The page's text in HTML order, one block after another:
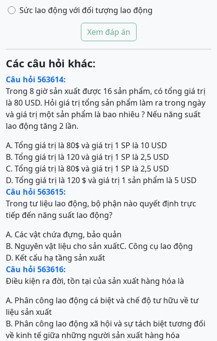
Sức lao động với đối tượng lao động
Xem đáp án
Các câu hỏi khác:
Câu hỏi 563614:
Trong 8 giờ sản xuất được 16 sản phẩm, có tổng giá trị
là 80 USD. Hỏi giá trị tổng sản phẩm làm ra trong ngày
và giá trị một sản phẩm là bao nhiêu ? Nếu năng suất
lao động tăng 2 lần.
A. Tổng giá trị là 80$ và giá trị 1 SP là 10 USD
B. Tổng giá trị là 120 và giá trị 1 SP là 2,5 USD
C. Tổng giá trị là 80$ và giá trị 1 SP là 2,5 USD
D. Tổng giá trị là 120 $và giá trị 1 sản phẩm là 5 USD
Câu hỏi 563615:
Trong tư liệu lao động, bộ phận nào quyết định trực
tiếp đến năng suất lao động?
A. Các vật chứa đựng, bảo quản
B. Nguyên vật liệu cho sản xuấtC. Công cụ lao động
D. Kết cấu hạ tầng sản xuất
Câu hỏi 563616:
Điều kiện ra đời, tồn tại của sản xuất hàng hóa là
A. Phân công lao động cá biệt và chế độ tư hữu về tư
liệu sản xuất
B. Phân công lao động xã hội và sự tách biệt tương đối
về kinh tế giữa những người sản xuất hàng hóa